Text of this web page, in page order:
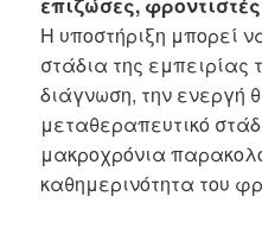
επιζώσες,
Η υποστήριξη μπορεί
στάδια της εμπειρίας
διάγνωση, την ενεργή
μεταθεραπευτικό
μακροχρόνια
καθημερινότητα του